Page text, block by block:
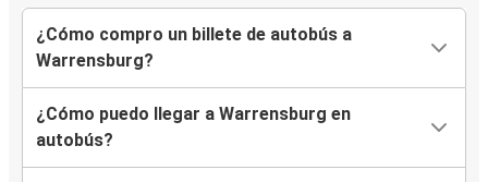
¿Cómo compro un billete de autobús a
Warrensburg?
¿Cómo puedo llegar a Warrensburg en
autobús?